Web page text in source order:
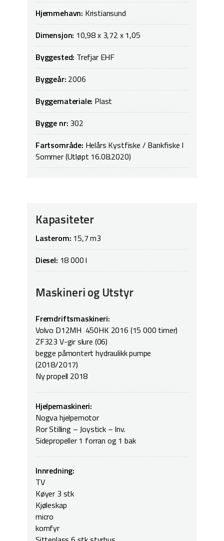
Hjemmehavn: Kristiansund
Dimensjon: 10,98 x 3,72 x 1,05
Byggested: Trefjar EHF
Byggeår: 2006
Byggemateriale: Plast
Bygge nr: 302
Fartsområde: Helårs Kystfiske / Bankfiske I
Sommer (Utløpt 16.08.2020)
Kapasiteter
Lasterom: 15,7 m3
Diesel: 18 000 l
Maskineri og Utstyr
Fremdriftsmaskineri:
Volvo D12MH 450HK 2016 (15 000 timer)
ZF323 V-gir slure (06)
begge påmontert hydraulikk pumpe
(2018/2017)
Ny propell 2018
Hjelpemaskineri:
Nogva hjelpemotor
Ror Stilling – Joystick – Inv.
Sidepropeller 1 forran og 1 bak
Innredning:
TV
Køyer 3 stk
Kjøleskap
micro
komfyr